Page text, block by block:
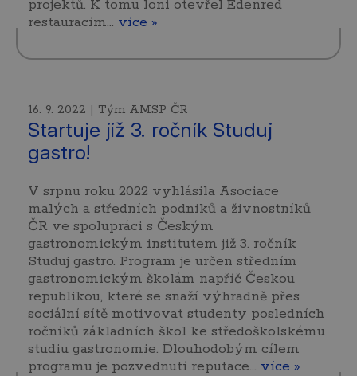
projektů. K tomu loni otevřel Edenred
restauracím… více »
16. 9. 2022 | Tým AMSP ČR
Startuje již 3. ročník Studuj
gastro!
V srpnu roku 2022 vyhlásila Asociace
malých a středních podniků a živnostníků
ČR ve spolupráci s Českým
gastronomickým institutem již 3. ročník
Studuj gastro. Program je určen středním
gastronomickým školám napříč Českou
republikou, které se snaží výhradně přes
sociální sítě motivovat studenty posledních
ročníků základních škol ke středoškolskému
studiu gastronomie. Dlouhodobým cílem
programu je pozvednutí reputace… více »